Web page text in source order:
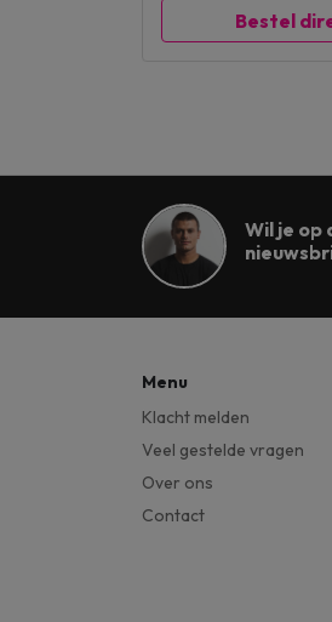
Bestel
Wil je op
Menu
Klacht melden
Veel gestelde vragen
Over ons
Contact